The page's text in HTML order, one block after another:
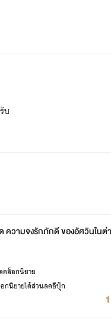
บ
ความจงรักภักดี ของอัศวินในต่
ล็อกนิยาย
กนิยายได้ส่วนลดอีบุ๊ก